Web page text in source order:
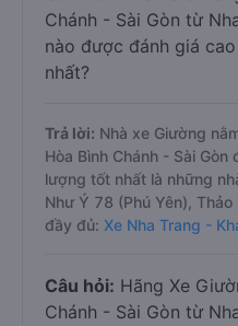
Chánh - Sài Gòn từ
nào được đánh giá
nhất?
Trả lời: Nhà xe Giường
Hòa Bình Chánh - Sài
lượng tốt nhất là những
Như Ý 78 (Phú Yên),
đầy đủ: Xe Nha Trang -
Câu hỏi: Hãng Xe
Chánh - Sài Gòn từ